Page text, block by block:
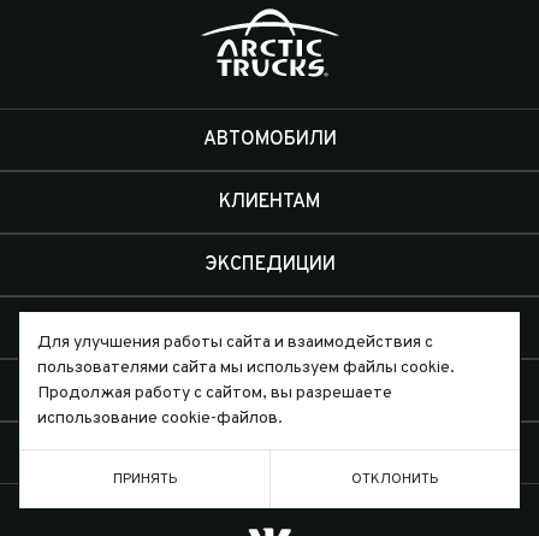
АВТОМОБИЛИ
КЛИЕНТАМ
ЭКСПЕДИЦИИ
О КОМПАНИИ
КОНТАКТЫ
Для улучшения работы сайта и взаимодействия с
пользователями сайта мы используем файлы cookie.
Продолжая работу с сайтом, вы разрешаете
использование cookie-файлов.
ПРИНЯТЬ ОТКЛОНИТЬ